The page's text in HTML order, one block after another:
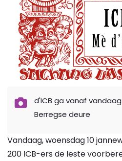
d'ICB ga vanaf
Berregse deure
Vandaag, woensdag 10
200 ICB-ers de leste